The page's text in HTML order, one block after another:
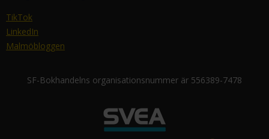
TikTok
LinkedIn
Malmöbloggen
SF-Bokhandelns organisationsnummer är 556389-7478